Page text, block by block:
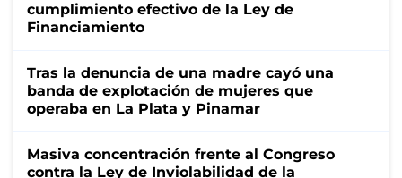
cumplimiento efectivo de la Ley de
Financiamiento
Tras la denuncia de una madre cayó una
banda de explotación de mujeres que
operaba en La Plata y Pinamar
Masiva concentración frente al Congreso
contra la Ley de Inviolabilidad de la